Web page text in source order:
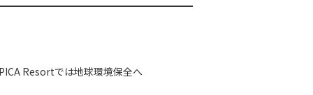
Resortでは地球環境保全へ